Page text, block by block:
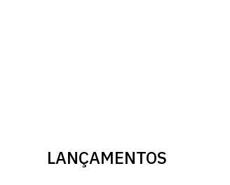
LANÇAMENTOS